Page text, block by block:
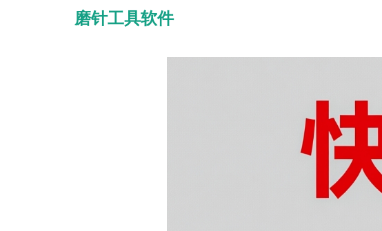
磨针工具软件